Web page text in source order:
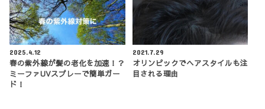
2025.4.12
春の紫外線が髪の老化を加速！？
ミーファUVスプレーで簡単ガー
ド！
2021.7.29
オリンピックでヘアスタイルも注
目される理由